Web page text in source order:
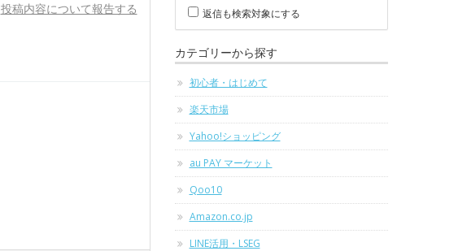
投稿内容について報告する 返信も検索対象にする
カテゴリーから探す
初心者・はじめて
楽天市場
Yahoo!ショッピング
au PAY マーケット
Qoo10
Amazon.co.jp
LINE活用・LSEG